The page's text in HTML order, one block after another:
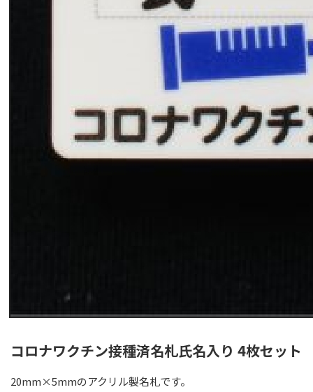
コロナワクチン接種済名札氏名入り 4枚セット
20mm×5mmのアクリル製名札です。